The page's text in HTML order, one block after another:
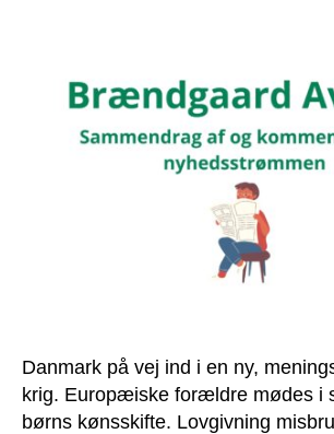
Danmark på vej ind i en ny,
krig. Europæiske forældre mødes i
børns kønsskifte. Lovgivning